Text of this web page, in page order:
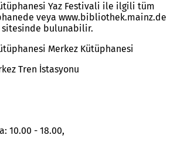
Yaz Festivali ile ilgili tüm
veya www.bibliothek.mainz.de
bulunabilir.
Merkez Kütüphanesi
Tren İstasyonu
10.00 - 18.00,